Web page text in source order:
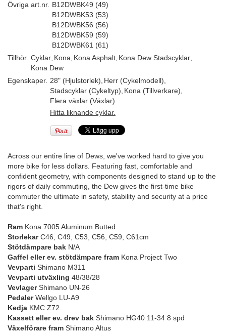
Övriga art.nr. B12DWBK49 (49)
B12DWBK53 (53)
B12DWBK56 (56)
B12DWBK59 (59)
B12DWBK61 (61)
Tillhör. Cyklar Kona Kona Asphalt Kona Dew Stadscyklar
Kona Dew
Egenskaper. 28" (Hjulstorlek) Herr (Cykelmodell)
Stadscyklar (Cykeltyp) Kona (Tillverkare)
Flera växlar (Växlar)
Hitta liknande cyklar.
Across our entire line of Dews, we've worked hard to give you
more bike for less dollars. Featuring fast, comfortable and
confident geometry, with components designed to stand up to the
rigors of daily commuting, the Dew gives the first-time bike
commuter the ultimate in safety, stability and security at a price
that's right.
Ram Kona 7005 Aluminum Butted
StorlekarC46, C49, C53, C56, C59, C61cm
Stötdämpare bak N/A
Gaffel eller ev. stötdämpare fram Kona Project Two
Vevparti Shimano M311
Vevparti utväxling 48/38/28
VevlagerShimano UN-26
PedalerWellgo LU-A9
Kedja KMC Z72
Kassett eller ev. drev bak Shimano HG40 11-34 8 spd
Växelförare fram Shimano Altus